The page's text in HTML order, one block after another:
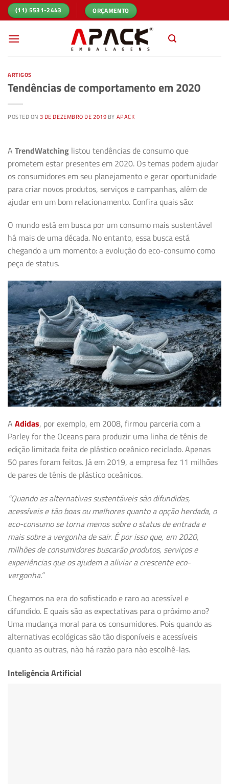
Skip
to
(11) 5531-2443 ORÇAMENTO
ARTIGOS
Tendências de comportamento em 2020
POSTED ON 3 DE DEZEMBRO DE 2019 BY APACK
A TrendWatching listou tendências de consumo que
prometem estar presentes em 2020. Os temas podem ajudar
os consumidores em seu planejamento e gerar oportunidade
para criar novos produtos, serviços e campanhas, além de
ajudar em um bom relacionamento. Confira quais são:
O mundo está em busca por um consumo mais sustentável
há mais de uma década. No entanto, essa busca está
chegando a um momento: a evolução do eco-consumo como
peça de status.
A Adidas, por exemplo, em 2008, firmou parceria com a
Parley for the Oceans para produzir uma linha de tênis de
edição limitada feita de plástico oceânico reciclado. Apenas
50 pares foram feitos. Já em 2019, a empresa fez 11 milhões
de pares de tênis de plástico oceânicos.
“Quando as alternativas sustentáveis ​​são difundidas,
acessíveis e tão boas ou melhores quanto a opção herdada, o
eco-consumo se torna menos sobre o status de entrada e
mais sobre a vergonha de sair. É por isso que, em 2020,
milhões de consumidores buscarão produtos, serviços e
experiências que os ajudem a aliviar a crescente eco-
vergonha.”
Chegamos na era do sofisticado e raro ao acessível e
difundido. E quais são as expectativas para o próximo ano?
Uma mudança moral para os consumidores. Pois quando as
alternativas ecológicas são tão disponíveis e acessíveis
quanto as outras, não há razão para não escolhê-las.
Inteligência Artificial